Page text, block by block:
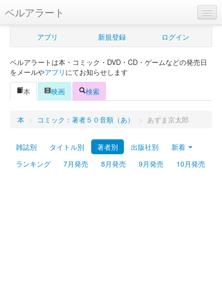
ベルアラート
ベルアラートとは
新規登録
ログイン
Myシェルフ
プレミアム
アプリ 新規登録 ログイン
ベルアラートは本・コミック・DVD・CD・ゲームなどの発売日
をメールやアプリ にてお知らせします
本
映画 検索
本 > コミック：著者５０音順（あ） > あずま京太郎
雑誌別 タイトル別 著者別 出版社別
新着
ランキング
7月発売 8月発売 9月発売 10月発売